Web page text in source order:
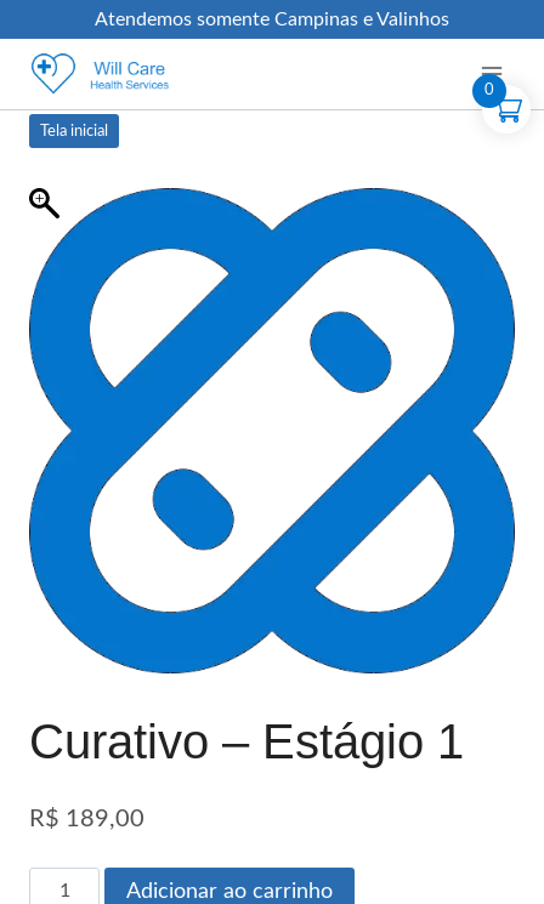
Atendemos somente Campinas e Valinhos
Tela inicial
Curativo – Estágio 1
R$ 189,00
Adicionar ao carrinho
0